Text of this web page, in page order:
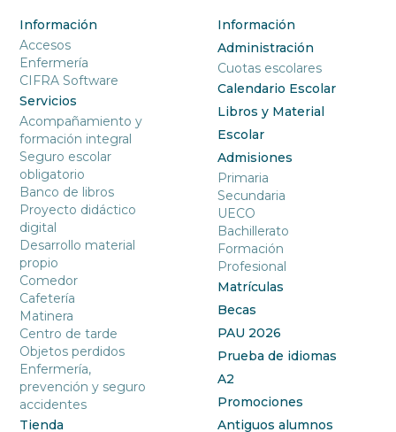
Información
Accesos
Enfermería
CIFRA Software
Servicios
Acompañamiento y
formación integral
Seguro escolar
obligatorio
Banco de libros
Proyecto didáctico
digital
Desarrollo material
propio
Comedor
Cafetería
Matinera
Centro de tarde
Objetos perdidos
Enfermería,
prevención y seguro
accidentes
Tienda
Información
Administración
Cuotas escolares
Calendario Escolar
Libros y Material
Escolar
Admisiones
Primaria
Secundaria
UECO
Bachillerato
Formación
Profesional
Matrículas
Becas
PAU 2026
Prueba de idiomas
A2
Promociones
Antiguos alumnos